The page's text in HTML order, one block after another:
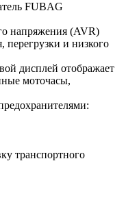
FUBAG
напряжения (AVR)
перегрузки и низкого
дисплей отображает
моточасы,
транспортного